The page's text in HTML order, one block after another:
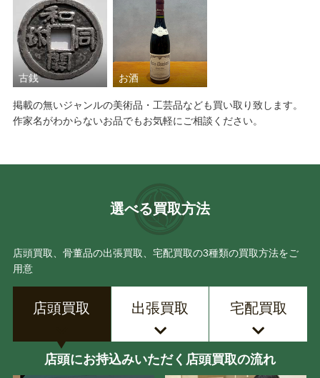
古銭 お酒
掲載の無いジャンルの美術品・工芸品なども買い取り致します。
作家名がわからないお品でもお気軽にご相談ください。
選べる買取方法
店頭買取、骨董品の出張買取、宅配買取の3種類の買取方法をご
用意
店頭買取 出張買取 宅配買取
店頭にお持込みいただく店頭買取の流れ